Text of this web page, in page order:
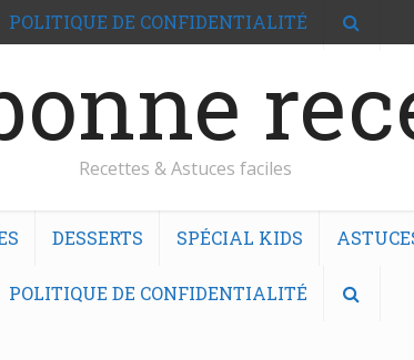
Recettes & Astuces faciles
DESSERTS SPÉCIAL KIDS
POLITIQUE DE CONFIDENTIALITÉ
POLITIQUE DE CONFIDENTIALITÉ